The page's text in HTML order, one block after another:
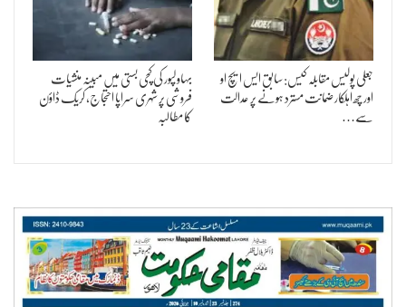
جعلی پولیس مقابلہ کیس: سابق ایس ایچ او
اور چھ اہلکار ضمانت مسترد ہونے پر عدالت
سے…
بہاولپور کی کچی بستی میں مبینہ منشیات
فروشی پر شہری سراپا احتجاج، کریک ڈاؤن
کا مطالبہ